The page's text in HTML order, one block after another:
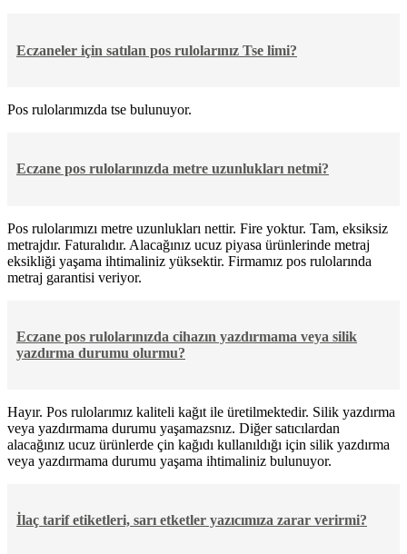
Eczaneler için satılan pos rulolarınız Tse limi?
Pos rulolarımızda tse bulunuyor.
Eczane pos rulolarınızda metre uzunlukları netmi?
Pos rulolarımızı metre uzunlukları nettir. Fire yoktur. Tam, eksiksiz
metrajdır. Faturalıdır. Alacağınız ucuz piyasa ürünlerinde metraj
eksikliği yaşama ihtimaliniz yüksektir. Firmamız pos rulolarında
metraj garantisi veriyor.
Eczane pos rulolarınızda cihazın yazdırmama veya silik
yazdırma durumu olurmu?
Hayır. Pos rulolarımız kaliteli kağıt ile üretilmektedir. Silik yazdırma
veya yazdırmama durumu yaşamazsnız. Diğer satıcılardan
alacağınız ucuz ürünlerde çin kağıdı kullanıldığı için silik yazdırma
veya yazdırmama durumu yaşama ihtimaliniz bulunuyor.
İlaç tarif etiketleri, sarı etketler yazıcımıza zarar verirmi?